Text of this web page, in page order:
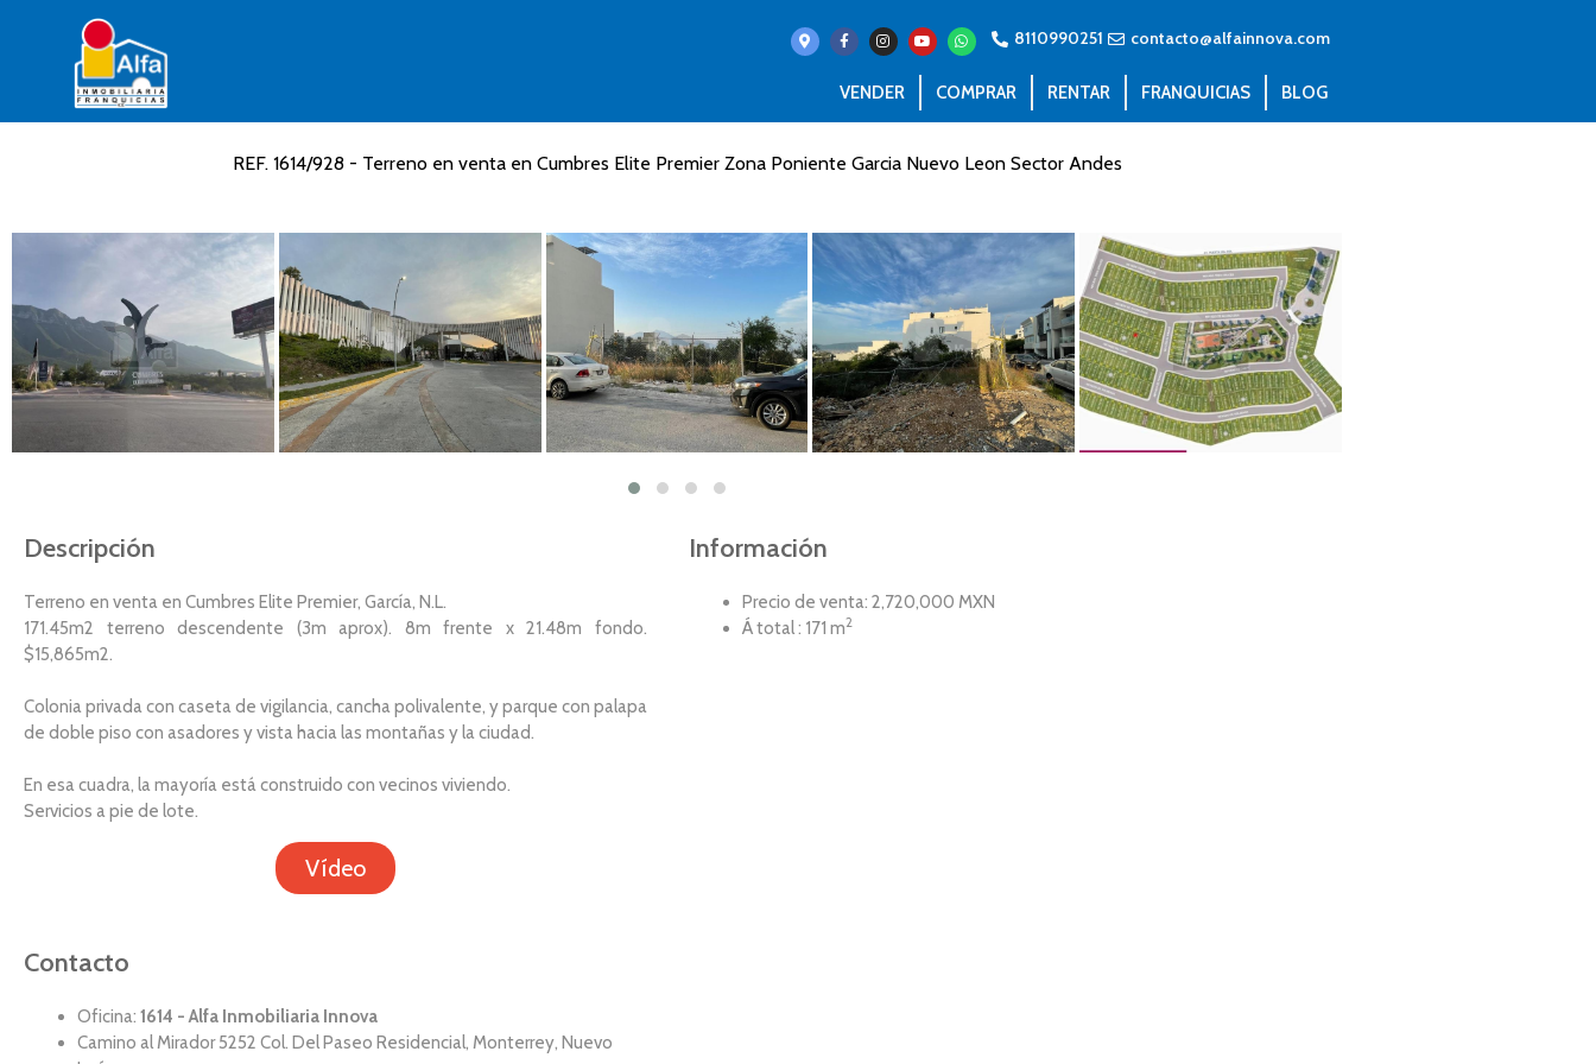
8110990251 contacto@alfainnova.com
VENDER COMPRAR RENTAR FRANQUICIAS BLOG
REF. 1614/928 - Terreno en venta en Cumbres Elite Premier Zona Poniente Garcia Nuevo Leon Sector Andes
Descripción
Terreno en venta en Cumbres Elite Premier, García, N.L.
171.45m2 terreno descendente (3m aprox). 8m frente x 21.48m fondo.
$15,865m2.
Colonia privada con caseta de vigilancia, cancha polivalente, y parque con palapa
de doble piso con asadores y vista hacia las montañas y la ciudad.
En esa cuadra, la mayoría está construido con vecinos viviendo.
Servicios a pie de lote.
Vídeo
Contacto
Oficina: 1614 - Alfa Inmobiliaria Innova
Camino al Mirador 5252 Col. Del Paseo Residencial, Monterrey, Nuevo
Información
Precio de venta: 2,720,000 MXN
Á total : 171 m2